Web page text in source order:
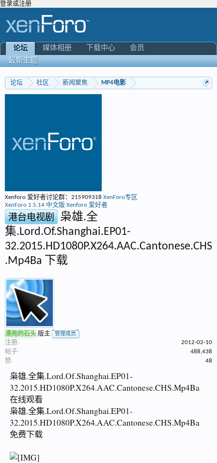
登录或注册
论坛 社区 新闻聚焦 MP4电影
Xenforo 爱好者讨论群：215909318 XenForo专区
XenForo 1.5.14 中文版 Xenforo 爱好者
港台电视剧
枭雄.全
集.Lord.Of.Shanghai.EP01-
32.2015.HD1080P.X264.AAC.Cantonese.CHS
.Mp4Ba 下载
漂亮的石头 版主 管理成员
注册:
2012-02-10
帖子:
488,438
赞:
48
枭雄.全集.Lord.Of.Shanghai.EP01-
32.2015.HD1080P.X264.AAC.Cantonese.CHS.Mp4Ba
在线观看
枭雄.全集.Lord.Of.Shanghai.EP01-
32.2015.HD1080P.X264.AAC.Cantonese.CHS.Mp4Ba
免费下载
论坛
最新主题
媒体相册 下载中心 会员